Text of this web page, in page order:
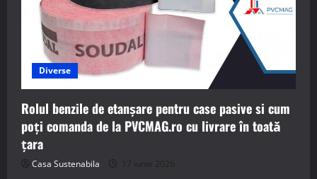
Diverse
Rolul benzile de etanșare pentru case pasive si cum
poți comanda de la PVCMAG.ro cu livrare în toată
țara
Casa Sustenabila 17 iunie 2026